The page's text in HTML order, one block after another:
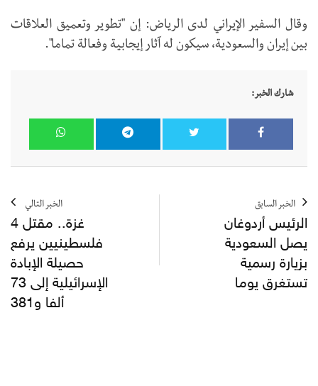
وقال السفير الإيراني لدى الرياض: إن "تطوير وتعميق العلاقات
بين إيران والسعودية، سيكون له آثار إيجابية وفعالة تماما".
شارك الخبر:
الخبر السابق
الرئيس أردوغان
يصل السعودية
بزيارة رسمية
تستغرق يوما
الخبر التالي
غزة.. مقتل 4
فلسطينيين يرفع
حصيلة الإبادة
الإسرائيلية إلى 73
ألفا و381